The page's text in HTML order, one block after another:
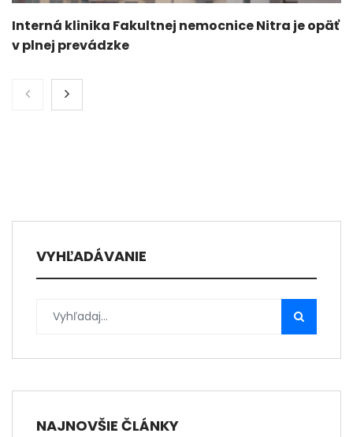
Interná klinika Fakultnej nemocnice Nitra je opäť
v plnej prevádzke
VYHĽADÁVANIE
NAJNOVŠIE ČLÁNKY